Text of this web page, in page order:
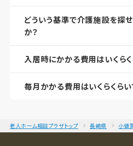
どういう基準で介護施設を探
か？
入居時にかかる費用はいくらく
毎月かかる費用はいくらくらい
老人ホーム相談プラザトップ 長崎県 小値